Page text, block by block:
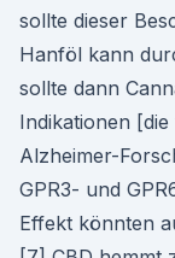
sollte dieser
Hanföl kann
sollte dann
Indikationen
Alzheimer-
GPR3- und
Effekt könnten